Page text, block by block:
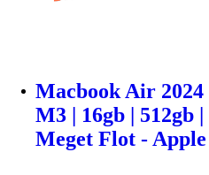
Macbook Air 2024
M3 | 16gb | 512gb
Meget Flot - Apple